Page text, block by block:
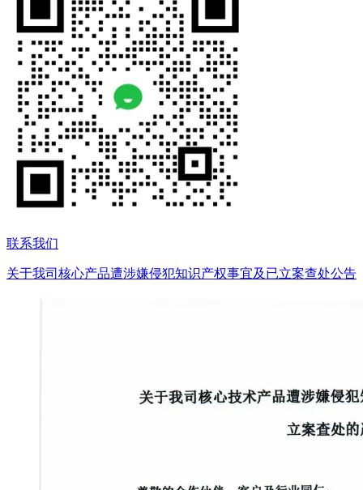
联系我们
关于我司核心产品遭涉嫌侵犯知识产权事宜及已立案查处公告